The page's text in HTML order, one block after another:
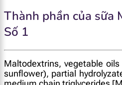
Thành phần của sữa
Số 1
Maltodextrins, vegetable
sunflower), partial